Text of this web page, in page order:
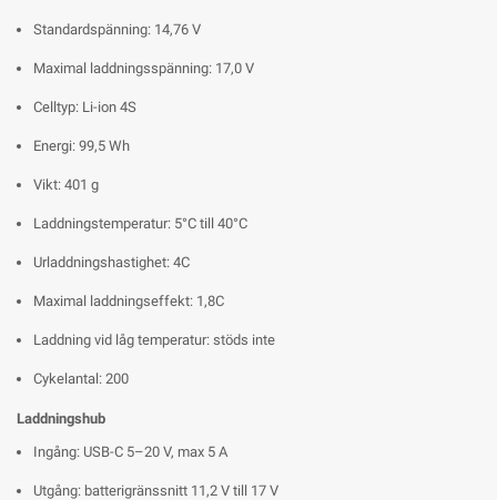
Standardspänning: 14,76 V
Maximal laddningsspänning: 17,0 V
Celltyp: Li-ion 4S
Energi: 99,5 Wh
Vikt: 401 g
Laddningstemperatur: 5°C till 40°C
Urladdningshastighet: 4C
Maximal laddningseffekt: 1,8C
Laddning vid låg temperatur: stöds inte
Cykelantal: 200
Laddningshub
Ingång: USB-C 5–20 V, max 5 A
Utgång: batterigränssnitt 11,2 V till 17 V